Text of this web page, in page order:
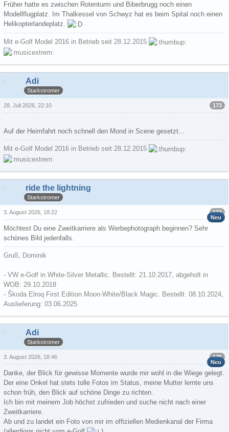
Früher hatte es zwischen Rotenturm und Biberbrugg noch einen
Modellflugplatz. Im Thalkessel von Schwyz hat es beim Spital noch einen
Helikopterlandeplatz.
Mit e-Golf Model 2016 in Betrieb seit 28.12.2015
Adi
Starkstromer
173
28. Juli 2026, 22:10
Auf der Heimfahrt noch schnell den Mond in Scene gesetzt...
Mit e-Golf Model 2016 in Betrieb seit 28.12.2015
ride the lightning
Starkstromer
174
3. August 2026, 18:22
Neu
Möchtest Du eine Zweitkarriere als Werbephotograph beginnen? Sehr
schönes Bild jedenfalls.
Gruß, Dominik
- VW e-Golf in White-Silver Metallic. Bestellt: 21.10.2017, abgeholt in
WOB: 29.10.2018
- Škoda Elroq First Edition Moon-White/Black Magic. Bestellt: 08.10.2024,
Auslieferung: 03.06.2025
Adi
Starkstromer
175
3. August 2026, 18:46
Neu
Danke, der Blick für gewisse Momente wurde mir wohl in die Wiege gelegt.
Der eine Onkel hat stets tolle Fotos im Status, meine Mutter lernte uns
schon früh, den Blick auf schöne Dinge zu richten.
Ich bin mit meinem Job höchst zufrieden und suche nicht nach einer
Zweitkarriere.
Ab und zu landet ein Foto von mir im offiziellen Medienkanal der Firma